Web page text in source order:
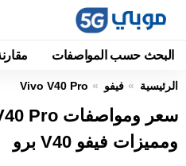
البحث حسب المواصفات
الرئيسية فيفو Vivo V40 Pro
ومميزات فيفو V40 برو